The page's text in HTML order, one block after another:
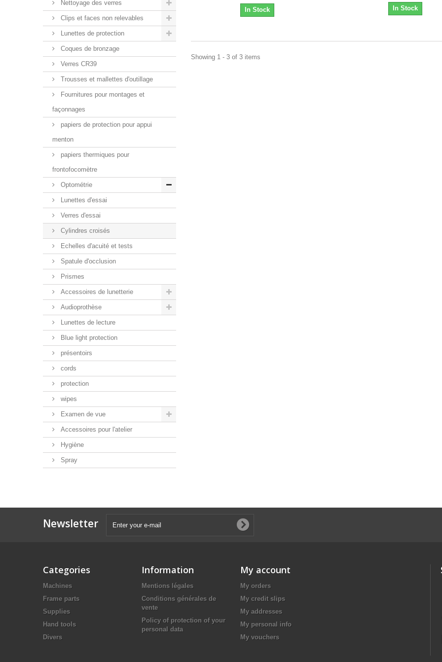
Nettoyage des verres
Clips et faces non relevables
Lunettes de protection
Coques de bronzage
Verres CR39
Trousses et mallettes d'outillage
Fournitures pour montages et
façonnages
papiers de protection pour appui
menton
papiers thermiques pour
frontofocomètre
Optométrie
Lunettes d'essai
Verres d'essai
Cylindres croisés
Echelles d'acuité et tests
Spatule d'occlusion
Prismes
Accessoires de lunetterie
Audioprothèse
Lunettes de lecture
Blue light protection
présentoirs
cords
protection
wipes
Examen de vue
Accessoires pour l'atelier
Hygiène
Spray
In Stock In Stock
Showing 1 - 3 of 3 items
Newsletter
Categories
Machines
Frame parts
Supplies
Hand tools
Divers
Information
Mentions légales
Conditions générales de
vente
Policy of protection of your
personal data
My account
My orders
My credit slips
My addresses
My personal info
My vouchers